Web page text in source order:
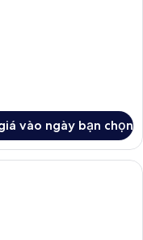
vào ngày bạn chọn
2 giường đôi | Bộ đồ giường